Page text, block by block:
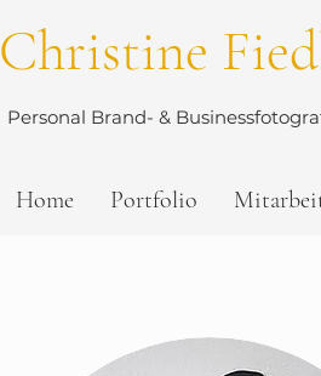
Christine
Personal Brand- &
Home Portfolio